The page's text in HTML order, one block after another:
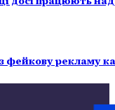
рекламу